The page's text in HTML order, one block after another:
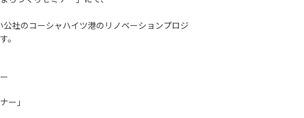
社のコーシャハイツ港のリノベーションプロジ
。
ー」